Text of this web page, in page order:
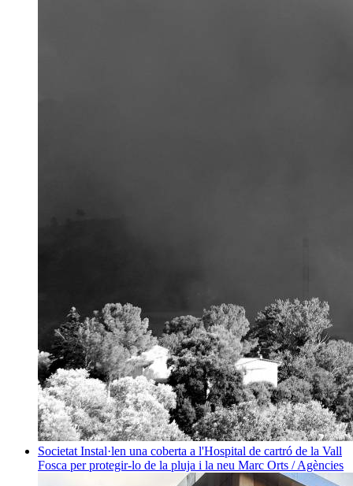
Societat Instal·len una coberta a l'Hospital de cartró de la Vall
Fosca per protegir-lo de la pluja i la neu Marc Orts / Agències